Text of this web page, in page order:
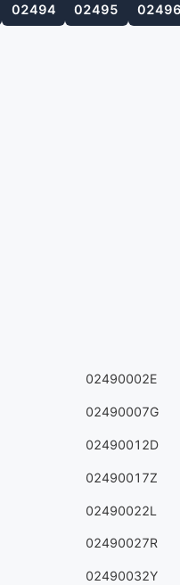
02494 02495 02496
02490002E
02490007G
02490012D
02490017Z
02490022L
02490027R
02490032Y